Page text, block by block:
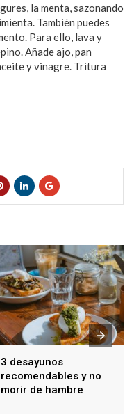
la menta, sazonando
También puedes
Para ello, lava y
Añade ajo, pan
y vinagre. Tritura
3 desayunos
recomendables y no
morir de hambre